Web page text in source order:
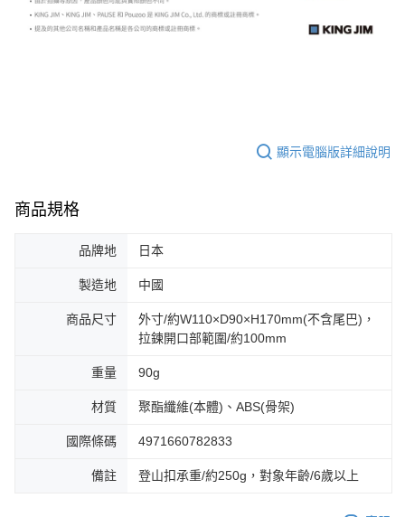
顯示電腦版詳細說明
商品規格
品牌地 日本
製造地 中國
商品尺寸
外寸/約W110×D90×H170mm(不含尾巴)，
拉鍊開口部範圍/約100mm
重量 90g
材質 聚酯纖維(本體)、ABS(骨架)
國際條碼 4971660782833
備註 登山扣承重/約250g，對象年齡/6歲以上